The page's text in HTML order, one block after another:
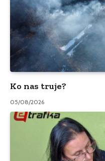
Ko nas truje?
05/08/2026